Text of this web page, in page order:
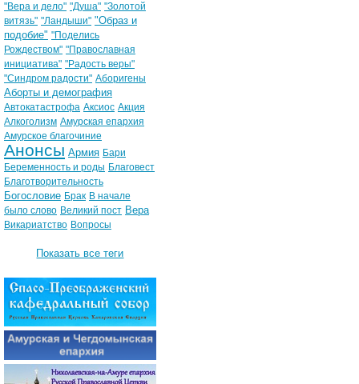
"Вера и дело" "Душа" "Золотой
витязь" "Ландыши" "Образ и
подобие" "Поделись
Рождеством" "Православная
инициатива" "Радость веры"
"Синдром радости" Аборигены
Аборты и демография
Автокатастрофа Аксиос Акция
Алкоголизм Амурская епархия
Амурское благочиние
Анонсы Армия Бари
Беременность и роды Благовест
Благотворительность
Богословие Брак В начале
было слово Великий пост Вера
Викариатство Вопросы
Показать все теги